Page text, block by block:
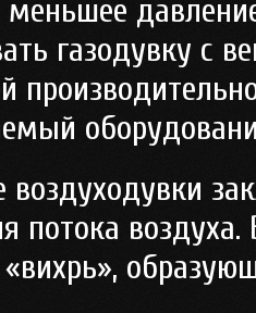
меньшее
газодувку с
воздуходувки
потока